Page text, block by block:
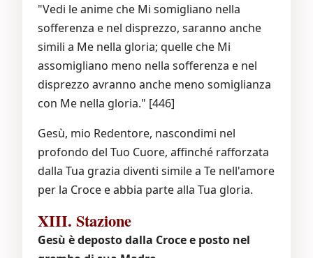
"Vedi le anime che Mi somigliano nella
sofferenza e nel disprezzo, saranno anche
simili a Me nella gloria; quelle che Mi
assomigliano meno nella sofferenza e nel
disprezzo avranno anche meno somiglianza
con Me nella gloria." [446]
Gesù, mio Redentore, nascondimi nel
profondo del Tuo Cuore, affinché rafforzata
dalla Tua grazia diventi simile a Te nell'amore
per la Croce e abbia parte alla Tua gloria.
XIII. Stazione
Gesù è deposto dalla Croce e posto nel